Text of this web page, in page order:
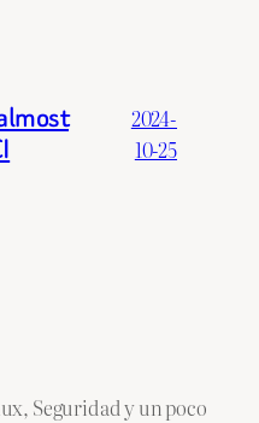
2024-
10-25
Seguridad y un poco